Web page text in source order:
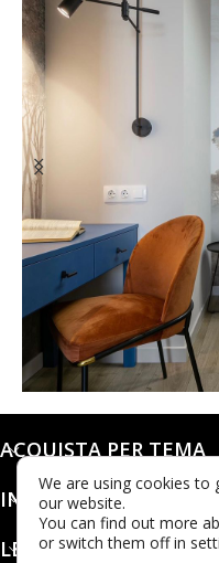
@dashaleo_
ACQUISTA PER TEMA
INFO
LEGALE
We are using cookies to
our website.
You can find out more
or switch them off in